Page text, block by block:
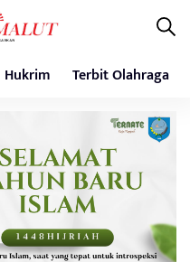
Hukrim Terbit Olahraga